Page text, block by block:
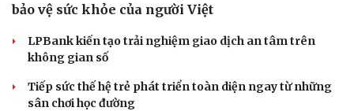
bảo vệ sức khỏe của người Việt
LPBank kiến tạo trải nghiệm giao dịch an tâm trên
không gian số
Tiếp sức thế hệ trẻ phát triển toàn diện ngay từ những
sân chơi học đường